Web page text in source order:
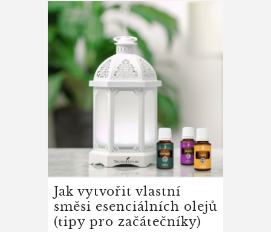
Jak vytvořit vlastní
směsi esenciálních olejů
(tipy pro začátečníky)